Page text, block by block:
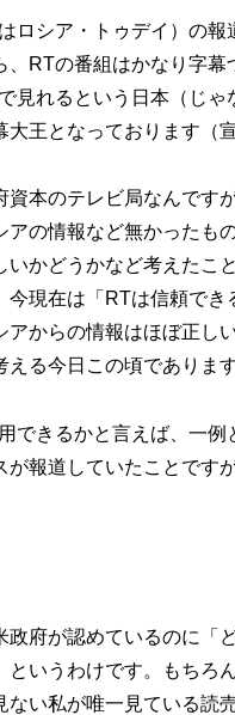
ロシア・トゥデイ）の報
、RTの番組はかなり字幕
見れるという日本（じゃ
大王となっております（宣
資本のテレビ局なんです
アの情報など無かったも
いかどうかなど考えたこ
今現在は「RTは信頼でき
アからの情報はほぼ正し
る今日この頃であります
できるかと言えば、一例
が報道していたことです
政府が認めているのに「
というわけです。もちろ
ない私が唯一見ている読